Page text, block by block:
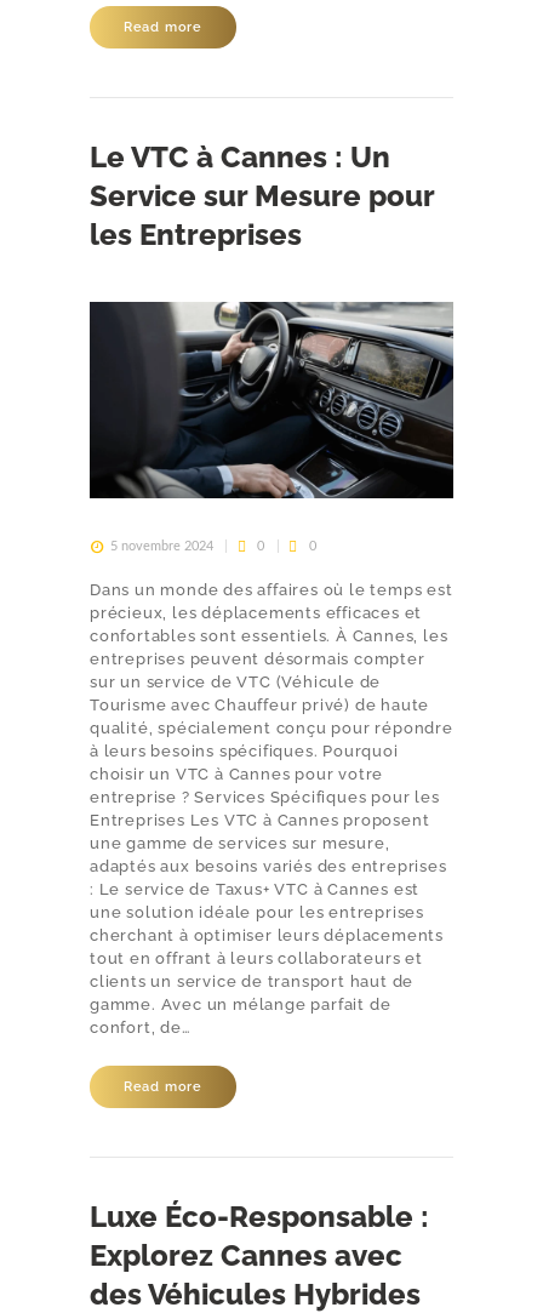
Read more
Le VTC à Cannes : Un
Service sur Mesure pour
les Entreprises
5 novembre 2024 0 0
Dans un monde des affaires où le temps est
précieux, les déplacements efficaces et
confortables sont essentiels. À Cannes, les
entreprises peuvent désormais compter
sur un service de VTC (Véhicule de
Tourisme avec Chauffeur privé) de haute
qualité, spécialement conçu pour répondre
à leurs besoins spécifiques. Pourquoi
choisir un VTC à Cannes pour votre
entreprise ? Services Spécifiques pour les
Entreprises Les VTC à Cannes proposent
une gamme de services sur mesure,
adaptés aux besoins variés des entreprises
: Le service de Taxus+ VTC à Cannes est
une solution idéale pour les entreprises
cherchant à optimiser leurs déplacements
tout en offrant à leurs collaborateurs et
clients un service de transport haut de
gamme. Avec un mélange parfait de
confort, de…
Read more
Luxe Éco-Responsable :
Explorez Cannes avec
des Véhicules Hybrides